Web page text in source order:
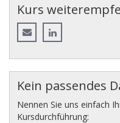
Kurs
Kein passendes
Nennen Sie uns einfach
Kursdurchführung: